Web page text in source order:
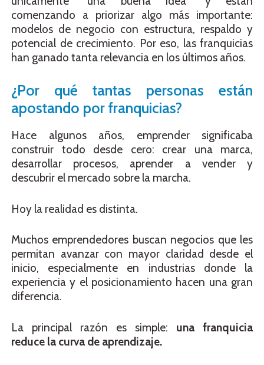
comenzando a priorizar algo más importante:
modelos de negocio con estructura, respaldo y
potencial de crecimiento. Por eso, las franquicias
han ganado tanta relevancia en los últimos años.
¿Por qué tantas personas están
apostando por franquicias?
Hace algunos años, emprender significaba
construir todo desde cero: crear una marca,
desarrollar procesos, aprender a vender y
descubrir el mercado sobre la marcha.
Hoy la realidad es distinta.
Muchos emprendedores buscan negocios que les
permitan avanzar con mayor claridad desde el
inicio, especialmente en industrias donde la
experiencia y el posicionamiento hacen una gran
diferencia.
La principal razón es simple: una franquicia
reduce la curva de aprendizaje.